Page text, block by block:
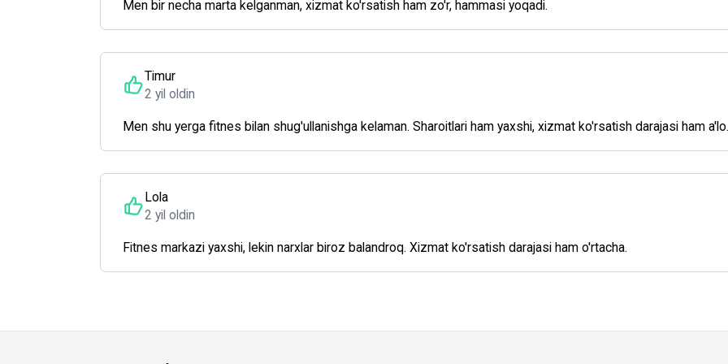
Men bir necha marta kelganman, xizmat ko'rsatish ham zo'r, hammasi yoqadi.
Timur
2 yil oldin
Men shu yerga fitnes bilan shug'ullanishga kelaman. Sharoitlari ham yaxshi, xizmat ko'rsatish darajasi ham a'lo.
Lola
2 yil oldin
Fitnes markazi yaxshi, lekin narxlar biroz balandroq. Xizmat ko'rsatish darajasi ham o'rtacha.